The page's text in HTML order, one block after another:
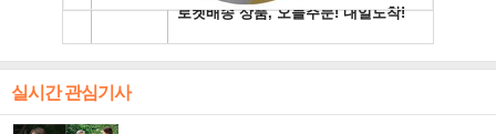
실시간 관심기사